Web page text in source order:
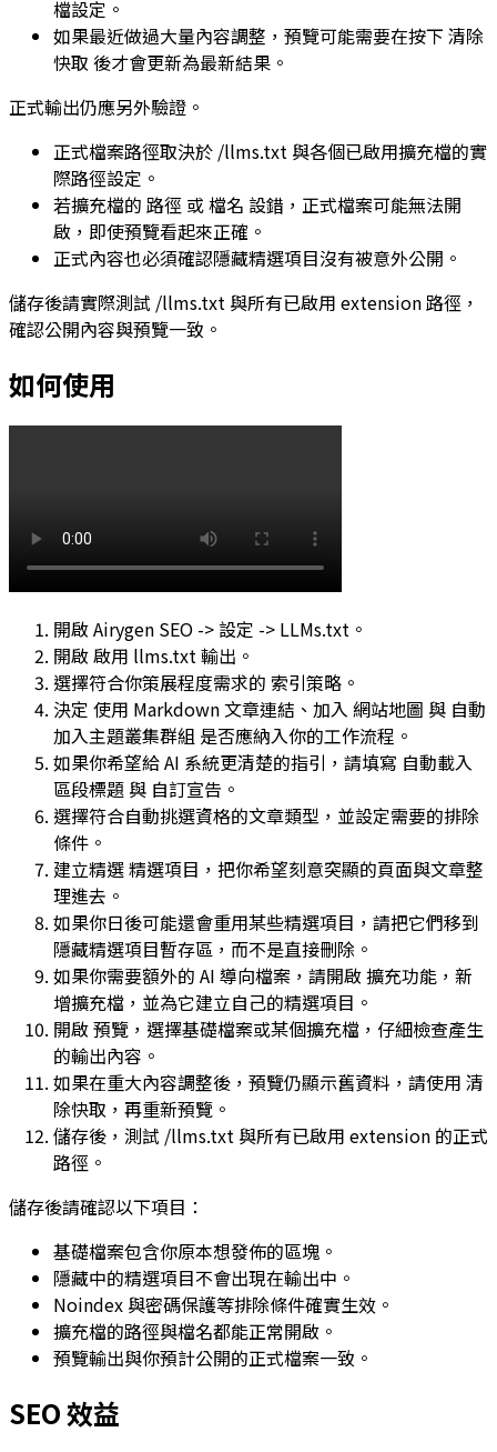
檔設定。
如果最近做過大量內容調整，預覽可能需要在按下 清除
快取後才會更新為最新結果。
正式輸出仍應另外驗證。
正式檔案路徑取決於 /llms.txt 與各個已啟用擴充檔的實
際路徑設定。
若擴充檔的 路徑 或檔名 設錯，正式檔案可能無法開
啟，即使預覽看起來正確。
正式內容也必須確認隱藏精選項目沒有被意外公開。
儲存後請實際測試 /llms.txt 與所有已啟用 extension 路徑，
確認公開內容與預覽一致。
如何使用
開啟Airygen SEO -> 設定 -> LLMs.txt 。
開啟啟用 llms.txt 輸出 。
選擇符合你策展程度需求的 索引策略 。
決定 使用 Markdown 文章連結 、 加入 網站地圖 與 自動
加入主題叢集群組 是否應納入你的工作流程。
如果你希望給 AI 系統更清楚的指引，請填寫 自動載入
區段標題 與 自訂宣告 。
選擇符合自動挑選資格的文章類型，並設定需要的排除
條件。
建立精選精選項目 ，把你希望刻意突顯的頁面與文章整
理進去。
如果你日後可能還會重用某些精選項目，請把它們移到
隱藏精選項目暫存區 ，而不是直接刪除。
如果你需要額外的 AI 導向檔案，請開啟擴充功能 ，新
增擴充檔，並為它建立自己的精選項目。
開啟預覽 ，選擇基礎檔案或某個擴充檔，仔細檢查產生
的輸出內容。
如果在重大內容調整後，預覽仍顯示舊資料，請使用 清
除快取 ，再重新預覽。
儲存後，測試 /llms.txt 與所有已啟用 extension 的正式
路徑。
儲存後請確認以下項目：
基礎檔案包含你原本想發佈的區塊。
隱藏中的精選項目不會出現在輸出中。
Noindex 與密碼保護等排除條件確實生效。
擴充檔的路徑與檔名都能正常開啟。
預覽輸出與你預計公開的正式檔案一致。
SEO 效益